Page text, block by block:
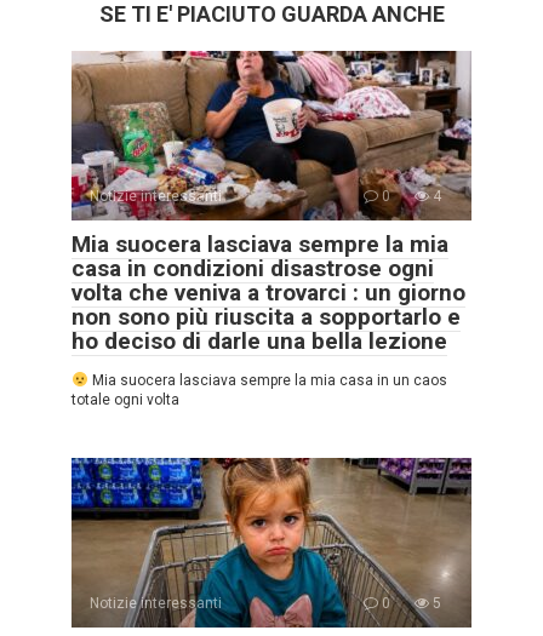
SE TI E' PIACIUTO GUARDA ANCHE
Notizie interessanti 0 4
Mia suocera lasciava sempre la mia
casa in condizioni disastrose ogni
volta che veniva a trovarci : un giorno
non sono più riuscita a sopportarlo e
ho deciso di darle una bella lezione
Mia suocera lasciava sempre la mia casa in un caos
totale ogni volta
Notizie interessanti 0 5